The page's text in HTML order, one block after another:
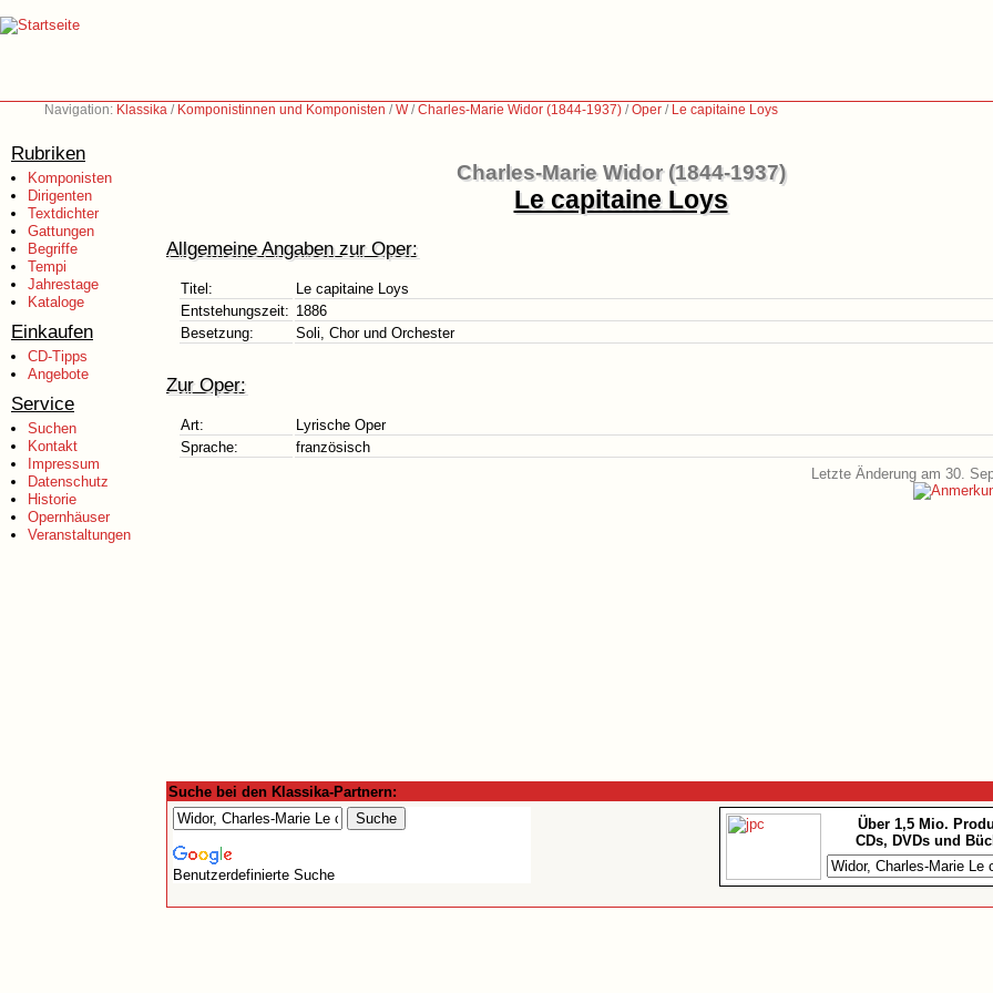
Navigation: Klassika / Komponistinnen und Komponisten /W/Charles-Marie Widor (1844-1937) /Oper / Le capitaine Loys
Rubriken
Komponisten
Dirigenten
Textdichter
Gattungen
Begriffe
Tempi
Jahrestage
Kataloge
Einkaufen
CD-Tipps
Angebote
Service
Suchen
Kontakt
Impressum
Datenschutz
Historie
Opernhäuser
Veranstaltungen
Charles-Marie Widor (1844-1937)
Le capitaine Loys
Allgemeine Angaben zur Oper:
Titel:
Le capitaine Loys
Entstehungszeit: 1886
Besetzung:
Soli, Chor und Orchester
Zur Oper:
Art:
Lyrische Oper
Sprache:
französisch
Letzte Änderung am 30.
Suche bei den Klassika-Partnern:
Benutzerdefinierte Suche
Über 1,5 Mio.
CDs, DVDs und